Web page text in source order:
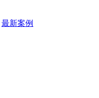
最新案例